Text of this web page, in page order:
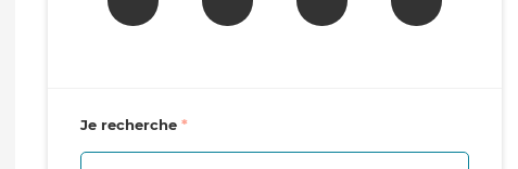
Je recherche